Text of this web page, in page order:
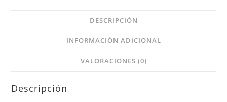
DESCRIPCIÓN
INFORMACIÓN ADICIONAL
VALORACIONES (0)
Descripción